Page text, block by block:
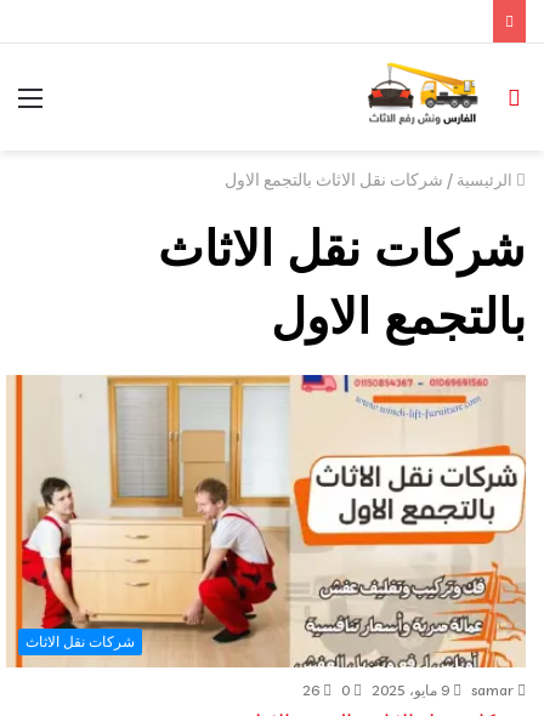
الرئيسية / شركات نقل الاثاث بالتجمع الاول
شركات نقل الاثاث
بالتجمع الاول
شركات نقل الاثاث
samar 9 مايو، 2025 0
26